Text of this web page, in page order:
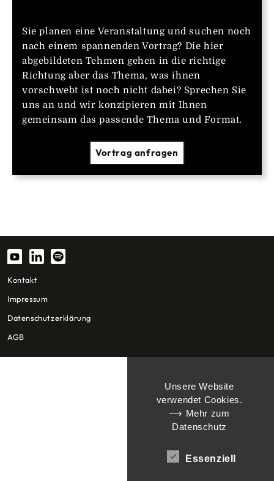
Sie planen eine Veranstaltung und suchen noch
nach einem spannenden Vortrag? Die hier
abgebildeten Tehmen gehen in die richtige
Richtung aber das Thema, was ihnen
vorschwebt ist noch nicht dabei? Sprechen Sie
uns an und wir konzipieren mit Ihnen
gemeinsam das passende Thema und Format.
Vortrag anfragen
Kontakt
Impressum
Datenschutzerklärung
AGB
Unsere Website
verwendet Cookies.
⟶ Mehr zum
Datenschutz
Essenziell